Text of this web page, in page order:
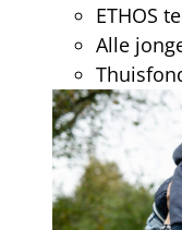
ETHOS
Alle